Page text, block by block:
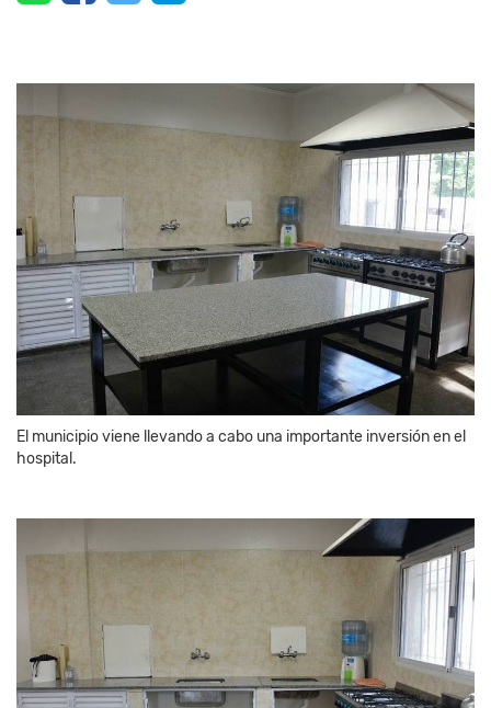
El municipio viene llevando a cabo una importante inversión en el
hospital.